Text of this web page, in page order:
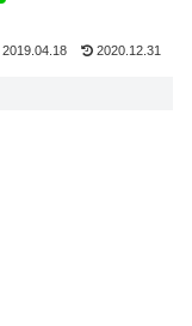
2019.04.18 2020.12.31